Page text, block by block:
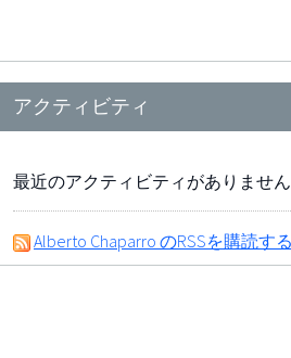
アクティビティ
最近のアクティビティがありません
Alberto Chaparro のRSSを購読する